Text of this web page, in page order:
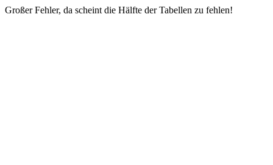
Großer Fehler, da scheint die Hälfte der Tabellen zu fehlen!